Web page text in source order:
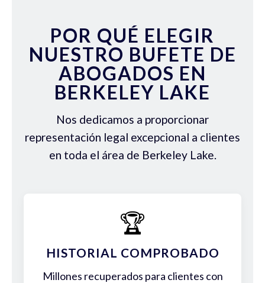
POR QUÉ ELEGIR
NUESTRO BUFETE DE
ABOGADOS EN
BERKELEY LAKE
Nos dedicamos a proporcionar
representación legal excepcional a clientes
en toda el área de Berkeley Lake.
🏆
HISTORIAL COMPROBADO
Millones recuperados para clientes con